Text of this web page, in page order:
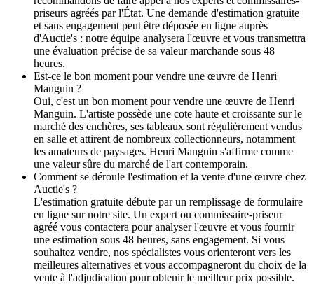
priseurs agréés par l'État. Une demande d'estimation gratuite
et sans engagement peut être déposée en ligne auprès
d'Auctie's : notre équipe analysera l'œuvre et vous transmettra
une évaluation précise de sa valeur marchande sous 48
heures.
Est-ce le bon moment pour vendre une œuvre de Henri
Manguin ?
Oui, c'est un bon moment pour vendre une œuvre de Henri
Manguin. L'artiste possède une cote haute et croissante sur le
marché des enchères, ses tableaux sont régulièrement vendus
en salle et attirent de nombreux collectionneurs, notamment
les amateurs de paysages. Henri Manguin s'affirme comme
une valeur sûre du marché de l'art contemporain.
Comment se déroule l'estimation et la vente d'une œuvre chez
Auctie's ?
L'estimation gratuite débute par un remplissage de formulaire
en ligne sur notre site. Un expert ou commissaire-priseur
agréé vous contactera pour analyser l'œuvre et vous fournir
une estimation sous 48 heures, sans engagement. Si vous
souhaitez vendre, nos spécialistes vous orienteront vers les
meilleures alternatives et vous accompagneront du choix de la
vente à l'adjudication pour obtenir le meilleur prix possible.